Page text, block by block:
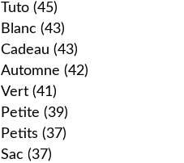
Tuto (45)
Blanc (43)
Cadeau (43)
Automne (42)
Vert (41)
Petite (39)
Petits (37)
Sac (37)